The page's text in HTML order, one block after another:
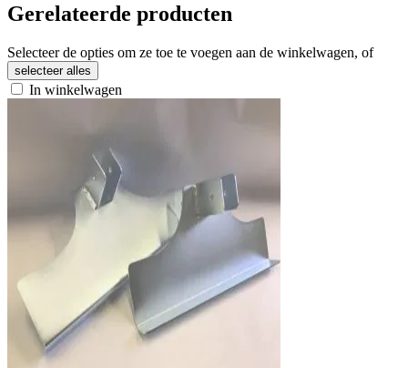
Gerelateerde producten
Selecteer de opties om ze toe te voegen aan de winkelwagen, of
selecteer alles
In winkelwagen